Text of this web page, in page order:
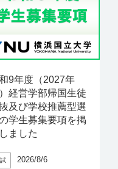
9年度（2027年
経営学部帰国生徒
及び学校推薦型選
学生募集要項を掲
ました
2026/8/6